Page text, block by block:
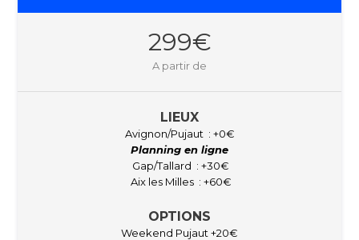
299€
A partir de
LIEUX
Avignon/Pujaut : +0€
Planning en ligne
Gap/Tallard : +30€
Aix les Milles : +60€
OPTIONS
Weekend Pujaut +20€